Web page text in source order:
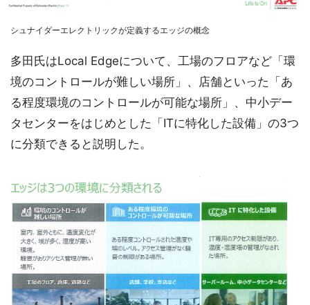
シュナイダーエレクトリックが定義するエッジの概念
多田氏はLocal Edgeについて、工場のフロアなど「環
境のコントロールが難しい場所」、店舗といった「あ
る程度環境のコントロールが可能な場所」、中小デー
タセンターをはじめとした「ITに特化した設備」の3つ
に分類できると説明した。